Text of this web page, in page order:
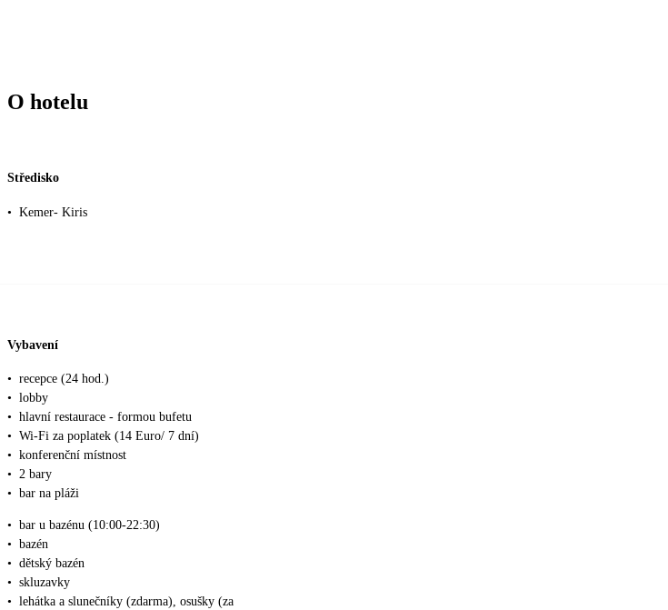
O hotelu
Středisko
• Kemer- Kiris
Vybavení
• recepce (24 hod.)
• lobby
• hlavní restaurace - formou bufetu
• Wi-Fi za poplatek (14 Euro/ 7 dní)
• konferenční místnost
• 2 bary
• bar na pláži
• bar u bazénu (10:00-22:30)
• bazén
• dětský bazén
• skluzavky
• lehátka a slunečníky (zdarma), osušky (za